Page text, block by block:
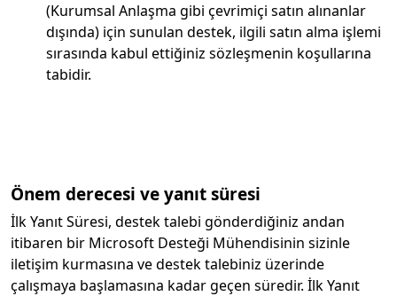
(Kurumsal Anlaşma gibi çevrimiçi satın alınanlar
dışında) için sunulan destek, ilgili satın alma işlemi
sırasında kabul ettiğiniz sözleşmenin koşullarına
tabidir.
Önem derecesi ve yanıt süresi
İlk Yanıt Süresi, destek talebi gönderdiğiniz andan
itibaren bir Microsoft Desteği Mühendisinin sizinle
iletişim kurmasına ve destek talebiniz üzerinde
çalışmaya başlamasına kadar geçen süredir. İlk Yanıt